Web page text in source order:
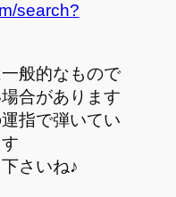
search?
般的なもので
合があります
指で弾いてい
さいね♪